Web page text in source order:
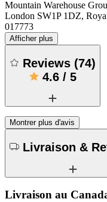
Mountain Warehouse
London SW1P 1DZ,
017773
Afficher plus
Reviews (74)
4.6/ 5
Montrer plus d'avis
Livraison &
Livraison au